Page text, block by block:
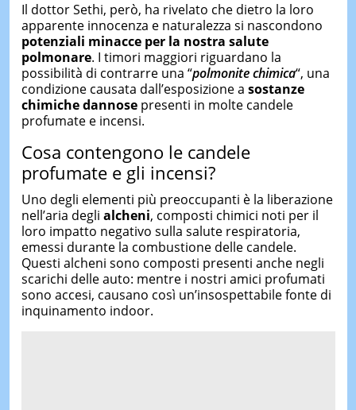
Il dottor Sethi, però, ha rivelato che dietro la loro
apparente innocenza e naturalezza si nascondono
potenziali minacce per la nostra salute
polmonare. I timori maggiori riguardano la
possibilità di contrarre una “polmonite chimica“, una
condizione causata dall’esposizione a sostanze
chimiche dannosepresenti in molte candele
profumate e incensi.
Cosa contengono le candele
profumate e gli incensi?
Uno degli elementi più preoccupanti è la liberazione
nell’aria degli alcheni, composti chimici noti per il
loro impatto negativo sulla salute respiratoria,
emessi durante la combustione delle candele.
Questi alcheni sono composti presenti anche negli
scarichi delle auto: mentre i nostri amici profumati
sono accesi, causano così un’insospettabile fonte di
inquinamento indoor.